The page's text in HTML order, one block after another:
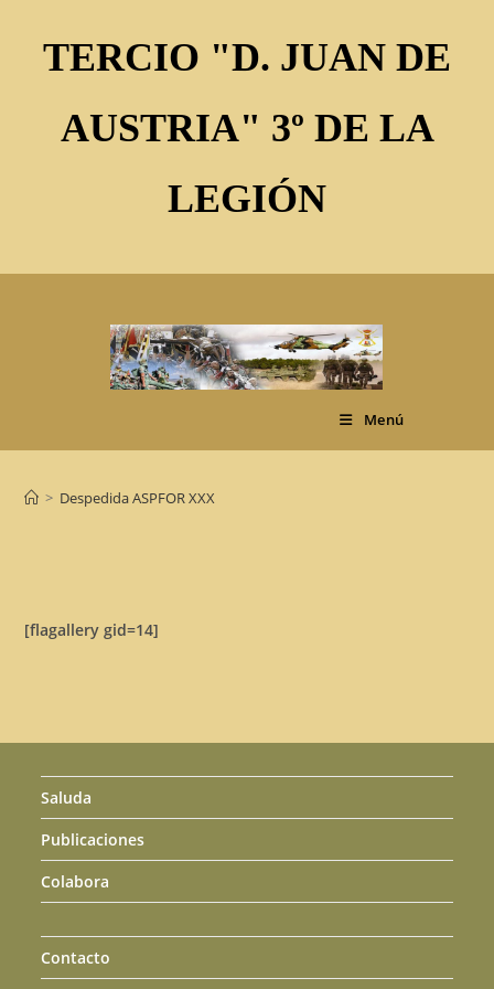
contenidoTERCIO "D. JUAN DE
AUSTRIA" 3º DE LA
LEGIÓN
Menú
> Despedida ASPFOR XXX
[flagallery gid=14]
Saluda
Publicaciones
Colabora
Contacto